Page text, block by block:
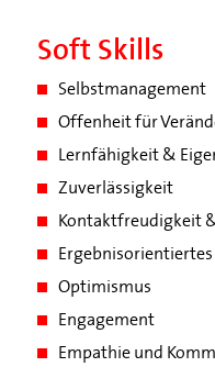
Soft Skills
Selbstmanagement
Offenheit für
Lernfähigkeit &
Zuverlässigkeit
Kontaktfreudigkeit
Ergebnisorientiertes
Optimismus
Engagement
Empathie und